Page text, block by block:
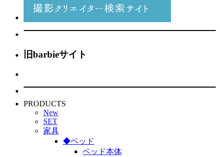
旧barbieサイト
PRODUCTS
New
SET
家具
◆ベッド
ベッド本体